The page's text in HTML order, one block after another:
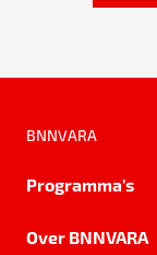
BNNVARA
Programma's
Over BNNVARA